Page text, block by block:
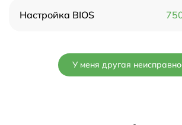
Настройка BIOS
У меня другая